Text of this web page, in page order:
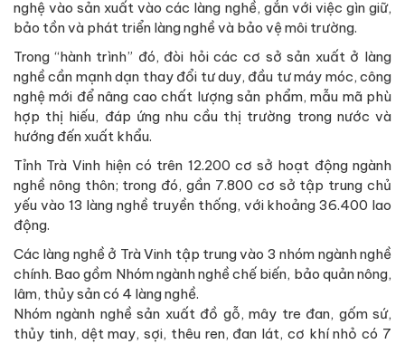
nghệ vào sản xuất vào các làng nghề, gắn với việc gìn giữ,
bảo tồn và phát triển làng nghề và bảo vệ môi trường.
Trong “hành trình” đó, đòi hỏi các cơ sở sản xuất ở làng
nghề cần mạnh dạn thay đổi tư duy, đầu tư máy móc, công
nghệ mới để nâng cao chất lượng sản phẩm, mẫu mã phù
hợp thị hiếu, đáp ứng nhu cầu thị trường trong nước và
hướng đến xuất khẩu.
Tỉnh Trà Vinh hiện có trên 12.200 cơ sở hoạt động ngành
nghề nông thôn; trong đó, gần 7.800 cơ sở tập trung chủ
yếu vào 13 làng nghề truyền thống, với khoảng 36.400 lao
động.
Các làng nghề ở Trà Vinh tập trung vào 3 nhóm ngành nghề
chính. Bao gồm Nhóm ngành nghề chế biến, bảo quản nông,
lâm, thủy sản có 4 làng nghề.
Nhóm ngành nghề sản xuất đồ gỗ, mây tre đan, gốm sứ,
thủy tinh, dệt may, sợi, thêu ren, đan lát, cơ khí nhỏ có 7